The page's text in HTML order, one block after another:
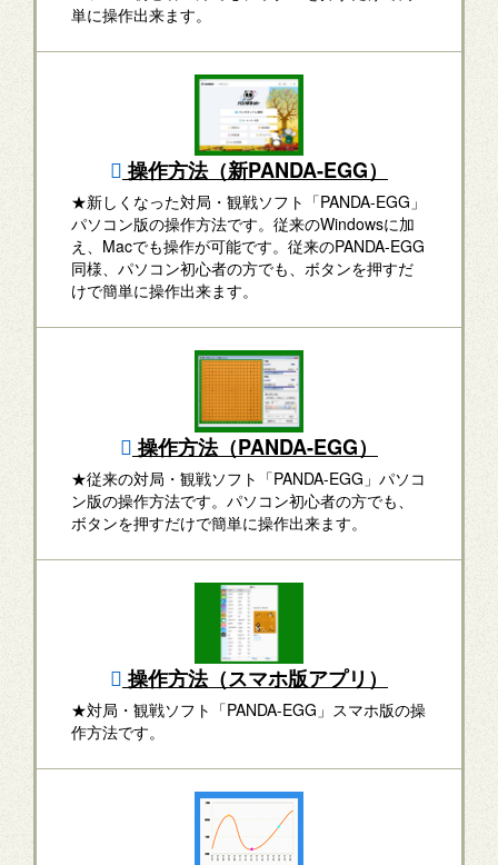
単に操作出来ます。
操作方法（新PANDA-EGG）
★新しくなった対局・観戦ソフト「PANDA-EGG」
パソコン版の操作方法です。従来のWindowsに加
え、Macでも操作が可能です。従来のPANDA-EGG
同様、パソコン初心者の方でも、ボタンを押すだ
けで簡単に操作出来ます。
操作方法（PANDA-EGG）
★従来の対局・観戦ソフト「PANDA-EGG」パソコ
ン版の操作方法です。パソコン初心者の方でも、
ボタンを押すだけで簡単に操作出来ます。
操作方法（スマホ版アプリ）
★対局・観戦ソフト「PANDA-EGG」スマホ版の操
作方法です。